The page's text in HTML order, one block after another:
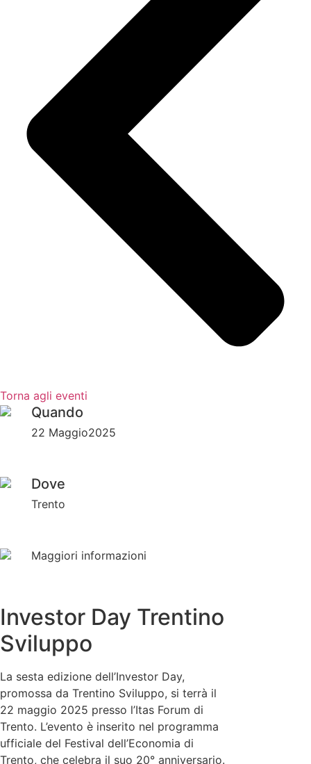
Torna agli eventi
Investor Day Trentino
Sviluppo
La sesta edizione dell’Investor Day,
promossa da Trentino Sviluppo, si terrà il
22 maggio 2025 presso l’Itas Forum di
Trento. L’evento è inserito nel programma
ufficiale del Festival dell’Economia di
Trento, che celebra il suo 20° anniversario.
Quando
22 Maggio2025
Dove
Trento
Maggiori informazioni